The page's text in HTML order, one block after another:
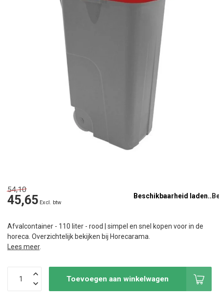
54,10
45,65 Excl. btw
Beschikbaarheid laden..
Afvalcontainer - 110 liter - rood | simpel en snel kopen voor in de
horeca. Overzichtelijk bekijken bij Horecarama.
Lees meer.
Toevoegen aan winkelwagen